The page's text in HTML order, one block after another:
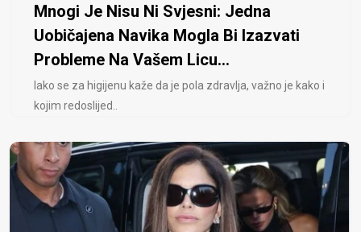
Mnogi Je Nisu Ni Svjesni: Jedna
Uobičajena Navika Mogla Bi Izazvati
Probleme Na Vašem Licu...
Iako se za higijenu kaže da je pola zdravlja, važno je kako i
kojim redoslijed..